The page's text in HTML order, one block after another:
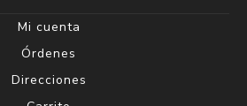
Mi cuenta
Órdenes
Direcciones